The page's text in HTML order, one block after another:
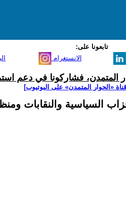
تابعونا على:
الانستغرام
المتمدن، فشاركونا في دعم
‫«الحوار المتمدن» على اليوتيوب]
السياسية والنقابات